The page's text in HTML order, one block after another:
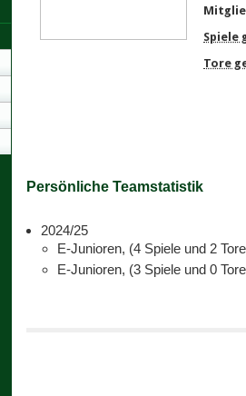
Spiele
Tore
Persönliche Teamstatistik
2024/25
E-Junioren, (4 Spiele und 2
E-Junioren, (3 Spiele und 0